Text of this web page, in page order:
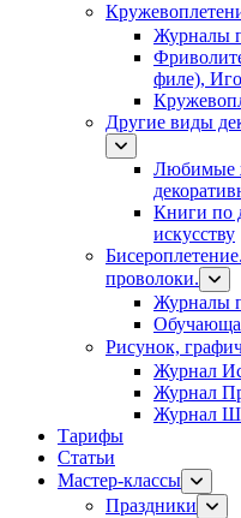
Журналы
филе),
Другие виды
Любимые
Книги по
искусству
проволоки.
Журналы
Рисунок,
Журнал
Журнал
Журнал
Тарифы
Статьи
Мастер-классы
Праздники